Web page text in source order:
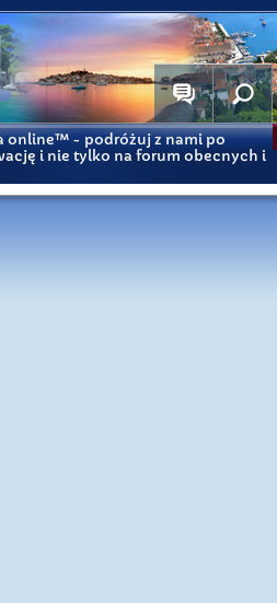
online™ - podróżuj z nami po
i nie tylko na forum obecnych i